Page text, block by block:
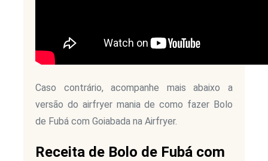
Caso contrário, acompanhe mais abaixo a
versão do airfryer mania de como fazer Bolo
de Fubá com Goiabada na Airfryer.
Receita de Bolo de Fubá com